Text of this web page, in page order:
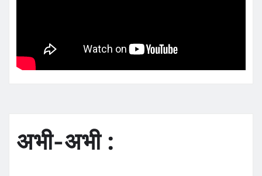
अभी-अभी :